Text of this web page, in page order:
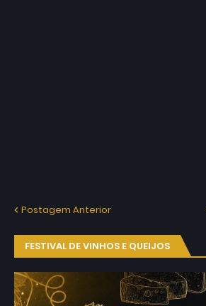
Postagem Anterior
FESTIVAL DE VINHOS E QUEIJOS